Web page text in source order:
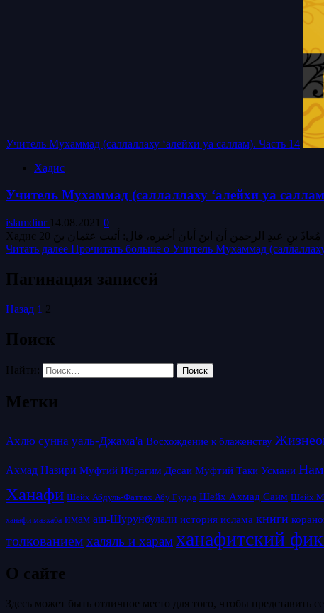
Учитель Мухаммад (саллаллаху ‘алейхи уа саллам). Часть 14
Хадис
Учитель Мухаммад (саллаллаху ‘алейхи уа
islamdinr 14.08.2021 0
Читать далее Прочитать больше о Учитель Мухаммад
Пагинация записей
Назад 1 2
Поиск
Найти:
Метки
Ахлю сунна уаль-Джама'а Восхождение к блаженству
Ахмад Назири Муфтий Ибрагим Десаи Муфтий Таки Усмани
Ханафи Шейх Абдуль-Фаттах Абу Гудда Шейх Ахмад Саим Шейх
ханафи мазхаба имам аш-Шурунбулали история ислама книги
толкованием халяль и харамханафитский
О сайте
Здесь может быть отличное место для того, чтобы представить